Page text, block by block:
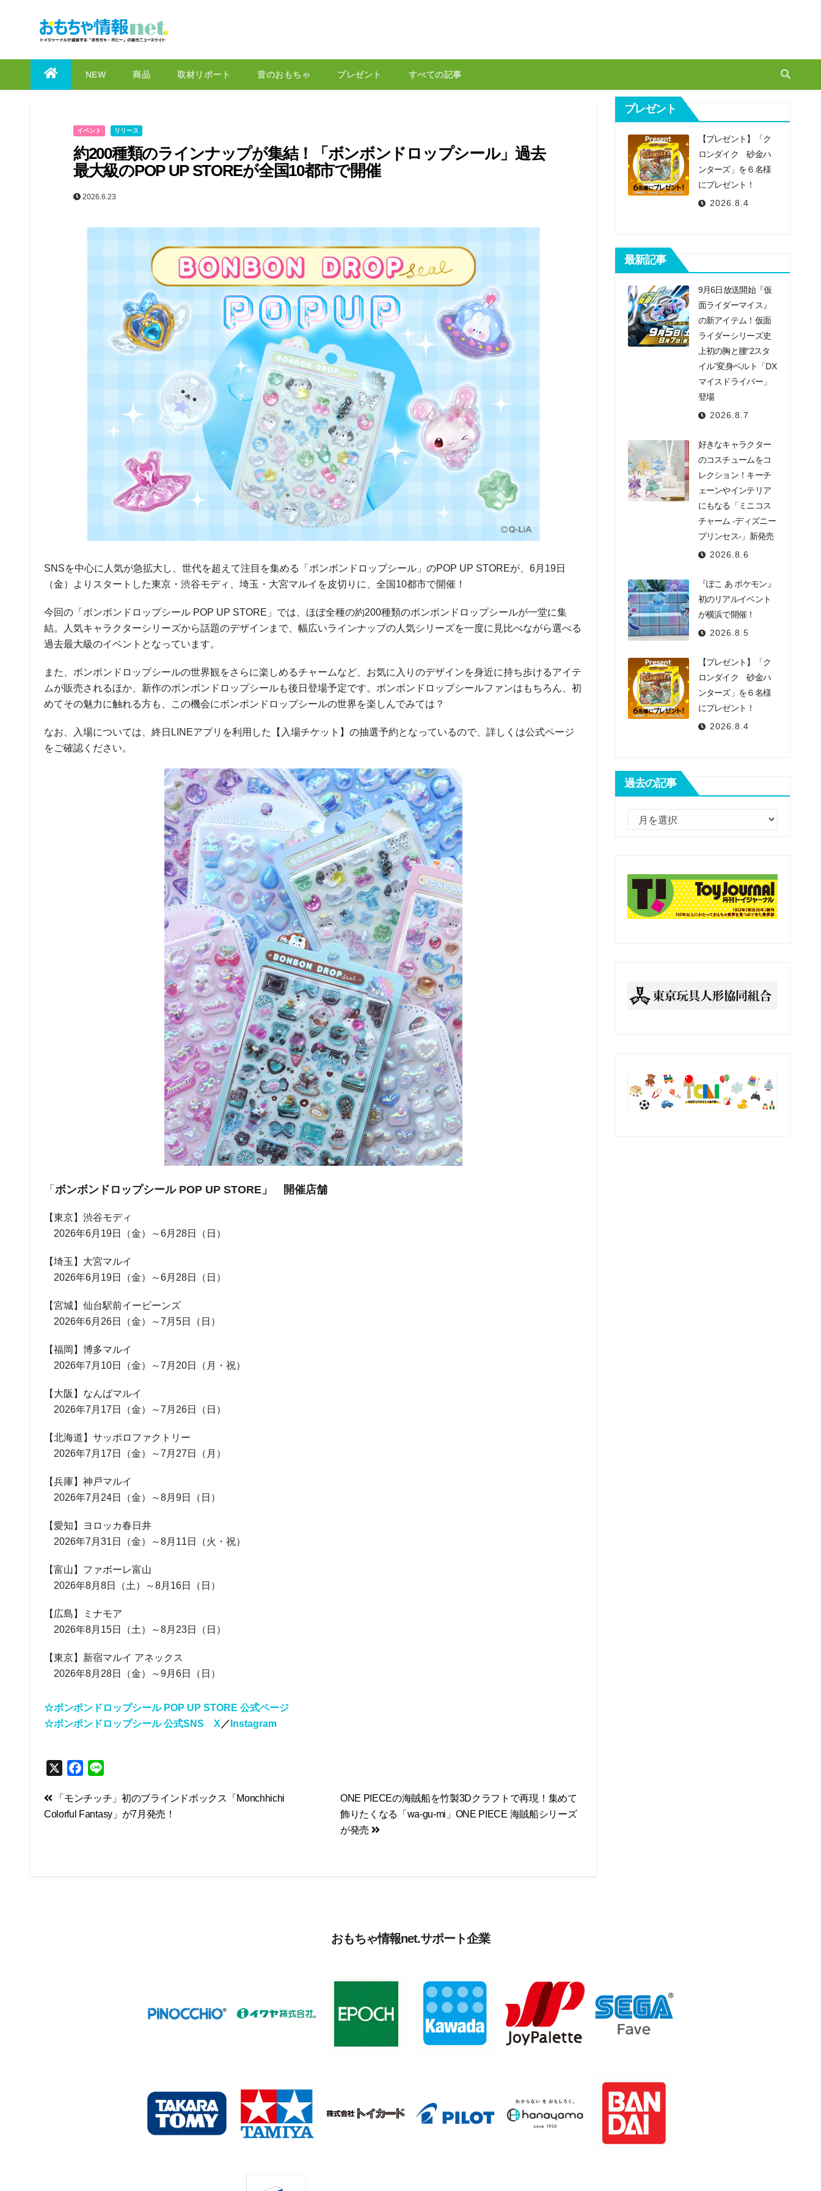
NEW 商品 取材リポート 昔のおもちゃ プレゼント すべての記事
イベント リリース
約200種類のラインナップが集結！「ボンボンドロップシール」過去
最大級のPOP UP STOREが全国10都市で開催
2026.6.23
SNSを中心に人気が急拡大し、世代を超えて注目を集める「ボンボンドロップシール」のPOP UP STOREが、6月19日
（金）よりスタートした東京・渋谷モディ、埼玉・大宮マルイを皮切りに、全国10都市で開催！
今回の「ボンボンドロップシール POP UP STORE」では、ほぼ全種の約200種類のボンボンドロップシールが一堂に集
結。人気キャラクターシリーズから話題のデザインまで、幅広いラインナップの人気シリーズを一度に見比べながら選べる
過去最大級のイベントとなっています。
また、ボンボンドロップシールの世界観をさらに楽しめるチャームなど、お気に入りのデザインを身近に持ち歩けるアイテ
ムが販売されるほか、新作のボンボンドロップシールも後日登場予定です。ボンボンドロップシールファンはもちろん、初
めてその魅力に触れる方も、この機会にボンボンドロップシールの世界を楽しんでみては？
なお、入場については、終日LINEアプリを利用した【入場チケット】の抽選予約となっているので、詳しくは公式ページ
をご確認ください。
「 ボンボンドロップシール POP UP STORE」 開催店舗
【東京】渋谷モディ
2026年6月19日（金）～6月28日（日）
【埼玉】大宮マルイ
2026年6月19日（金）～6月28日（日）
【宮城】仙台駅前イービーンズ
2026年6月26日（金）～7月5日（日）
【福岡】博多マルイ
2026年7月10日（金）～7月20日（月・祝）
【大阪】なんばマルイ
2026年7月17日（金）～7月26日（日）
【北海道】サッポロファクトリー
2026年7月17日（金）～7月27日（月）
【兵庫】神戸マルイ
2026年7月24日（金）～8月9日（日）
【愛知】ヨロッカ春日井
2026年7月31日（金）～8月11日（火・祝）
【富山】ファボーレ富山
2026年8月8日（土）～8月16日（日）
【広島】ミナモア
2026年8月15日（土）～8月23日（日）
【東京】新宿マルイ アネックス
2026年8月28日（金）～9月6日（日）
☆ボンボンドロップシール POP UP STORE 公式ページ
☆ボンボンドロップシール 公式SNS X ／ Instagram
c
e
n
e
投
稿
ONE PIECEの海賊船を竹製3Dクラフトで再現！集めて
飾りたくなる「wa-gu-mi」ONE PIECE 海賊船シリーズ
が発売
「モンチッチ」初のブラインドボックス「Monchhichi
Colorful Fantasy」が7月発売！
プレゼント
【プレゼント】「ク
ロンダイク 砂金ハ
ンターズ」を６名様
にプレゼント！
2026.8.4
最新記事
9月6日放送開始『仮
面ライダーマイス』
の新アイテム！仮面
ライダーシリーズ史
上初の胸と腰“2スタ
イル”変身ベルト「DX
マイスドライバー」
登場
2026.8.7
好きなキャラクター
のコスチュームをコ
レクション！キーチ
ェーンやインテリア
にもなる「ミニコス
チャーム -ディズニー
プリンセス-」新発売
2026.8.6
『ぽこ あ ポケモン』
初のリアルイベント
が横浜で開催！
2026.8.5
【プレゼント】「ク
ロンダイク 砂金ハ
ンターズ」を６名様
にプレゼント！
2026.8.4
過去の記事
記
事
おもちゃ情報net.サポート企業